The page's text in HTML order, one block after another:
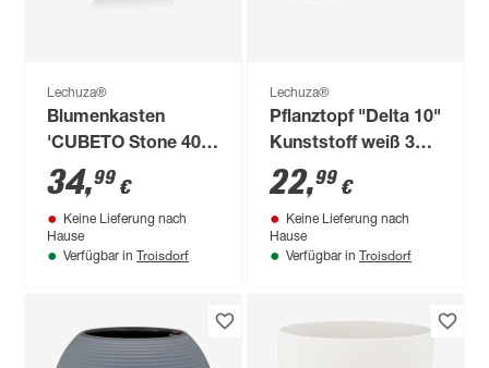
Lechuza®
Blumenkasten
'CUBETO Stone 40'
graphitschwarz,
Komplett-Set
34,99 €
Keine Lieferung nach
Hause
Verfügbar in Troisdorf
Lechuza®
Pflanztopf "Delta 10"
Kunststoff weiß 30 x
13 x 11 cm
22,99 €
Keine Lieferung nach
Hause
Verfügbar in Troisdorf